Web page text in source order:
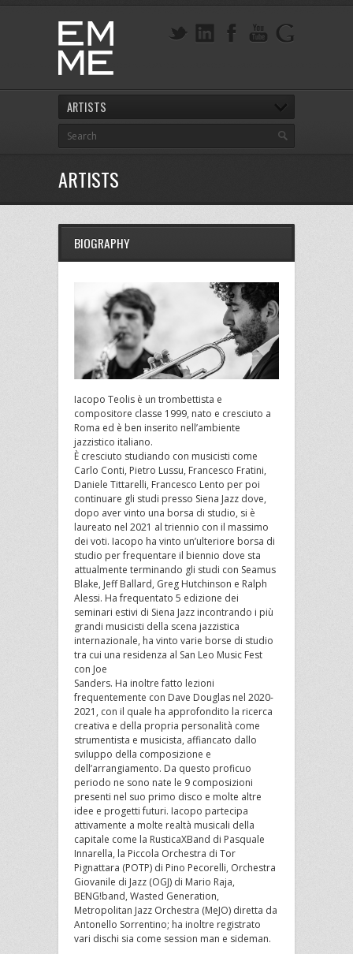
ARTISTS
ARTISTS
BIOGRAPHY
Iacopo Teolis è un trombettista e
compositore classe 1999, nato e cresciuto a
Roma ed è ben inserito nell’ambiente
jazzistico italiano.
È cresciuto studiando con musicisti come
Carlo Conti, Pietro Lussu, Francesco Fratini,
Daniele Tittarelli, Francesco Lento per poi
continuare gli studi presso Siena Jazz dove,
dopo aver vinto una borsa di studio, si è
laureato nel 2021 al triennio con il massimo
dei voti. Iacopo ha vinto un’ulteriore borsa di
studio per frequentare il biennio dove sta
attualmente terminando gli studi con Seamus
Blake, Jeff Ballard, Greg Hutchinson e Ralph
Alessi. Ha frequentato 5 edizione dei
seminari estivi di Siena Jazz incontrando i più
grandi musicisti della scena jazzistica
internazionale, ha vinto varie borse di studio
tra cui una residenza al San Leo Music Fest
con Joe
Sanders. Ha inoltre fatto lezioni
frequentemente con Dave Douglas nel 2020-
2021, con il quale ha approfondito la ricerca
creativa e della propria personalità come
strumentista e musicista, affiancato dallo
sviluppo della composizione e
dell’arrangiamento. Da questo proficuo
periodo ne sono nate le 9 composizioni
presenti nel suo primo disco e molte altre
idee e progetti futuri. Iacopo partecipa
attivamente a molte realtà musicali della
capitale come la RusticaXBand di Pasquale
Innarella, la Piccola Orchestra di Tor
Pignattara (POTP) di Pino Pecorelli, Orchestra
Giovanile di Jazz (OGJ) di Mario Raja,
BENG!band, Wasted Generation,
Metropolitan Jazz Orchestra (MeJO) diretta da
Antonello Sorrentino; ha inoltre registrato
vari dischi sia come session man e sideman.